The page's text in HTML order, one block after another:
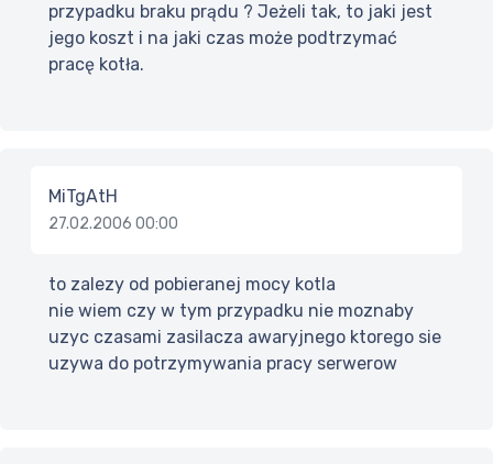
przypadku braku prądu ? Jeżeli tak, to jaki jest
jego koszt i na jaki czas może podtrzymać
pracę kotła.
MiTgAtH
27.02.2006 00:00
to zalezy od pobieranej mocy kotla
nie wiem czy w tym przypadku nie moznaby
uzyc czasami zasilacza awaryjnego ktorego sie
uzywa do potrzymywania pracy serwerow